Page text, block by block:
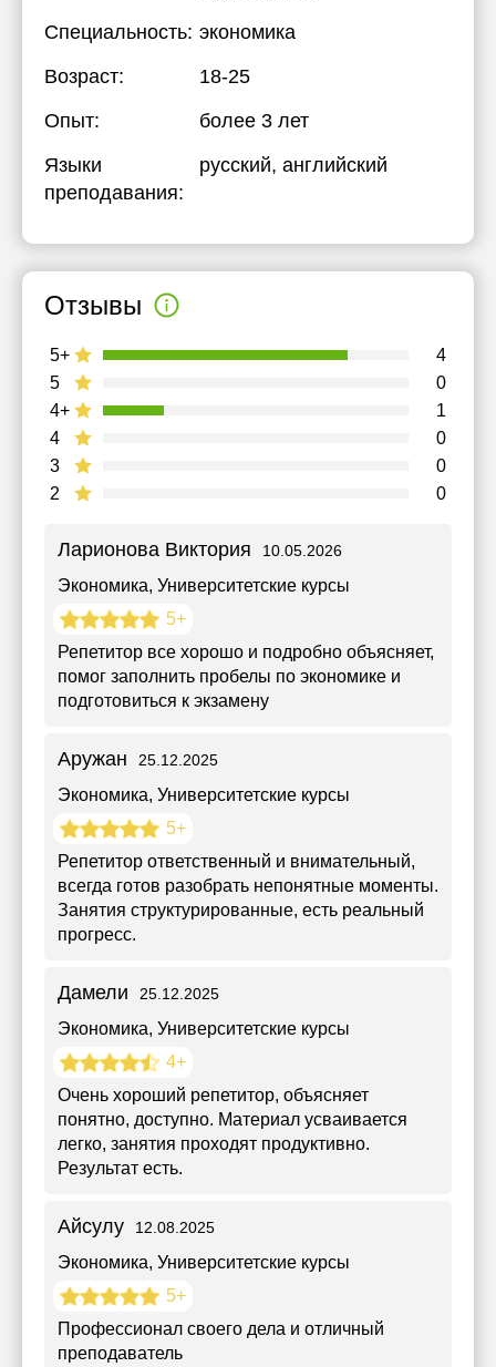
Специальность: экономика
Возраст:
18-25
Опыт:
более 3 лет
Языки
преподавания:
русский, английский
Отзывы
2 0
3 0
4 0
4+ 1
5 0
5+ 4
Ларионова Виктория 10.05.2026
Экономика, Университетские курсы
5+
Репетитор все хорошо и подробно объясняет,
помог заполнить пробелы по экономике и
подготовиться к экзамену
Аружан 25.12.2025
Экономика, Университетские курсы
5+
Репетитор ответственный и внимательный,
всегда готов разобрать непонятные моменты.
Занятия структурированные, есть реальный
прогресс.
Дамели 25.12.2025
Экономика, Университетские курсы
4+
Очень хороший репетитор, объясняет
понятно, доступно. Материал усваивается
легко, занятия проходят продуктивно.
Результат есть.
Айсулу 12.08.2025
Экономика, Университетские курсы
5+
Профессионал своего дела и отличный
преподаватель